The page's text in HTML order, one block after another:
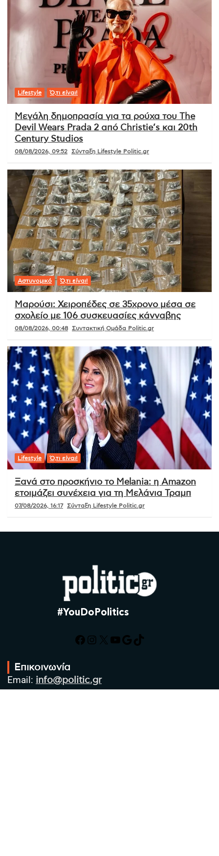
Lifestyle Ό,τι είναι!
Μεγάλη δημοπρασία για τα ρούχα του The
Devil Wears Prada 2 από Christie’s και 20th
Century Studios
08/08/2026, 09:52 Σύνταξη Lifestyle Politic.gr
Αστυνομικό Ό,τι είναι!
Μαρούσι: Χειροπέδες σε 35χρονο μέσα σε
σχολείο με 106 συσκευασίες κάνναβης
08/08/2026, 00:48 Συντακτική Ομάδα Politic.gr
Lifestyle Ό,τι είναι!
Ξανά στο προσκήνιο το Melania: η Amazon
ετοιμάζει συνέχεια για τη Μελάνια Τραμπ
07/08/2026, 16:17 Σύνταξη Lifestyle Politic.gr
#YouDoPolitics
Facebook
Instagram
X YouTube
Google
TikTok
Επικοινωνία
Email: info@politic.gr
Τηλ: